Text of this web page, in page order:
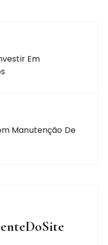
Em
Manutenção De